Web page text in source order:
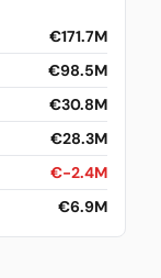
€171.7M
€98.5M
€30.8M
€28.3M
€-2.4M
€6.9M